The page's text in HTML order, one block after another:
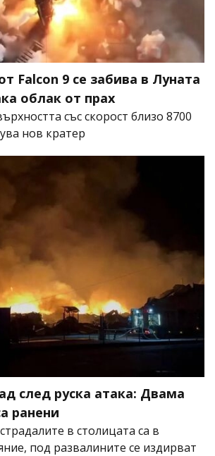
Falcon 9 се забива в Луната
облак от прах
със скорост близо 8700
нов кратер
след руска атака: Двама
ранени
в столицата са в
под развалините се издирват